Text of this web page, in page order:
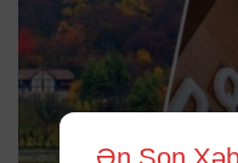
Ən Son